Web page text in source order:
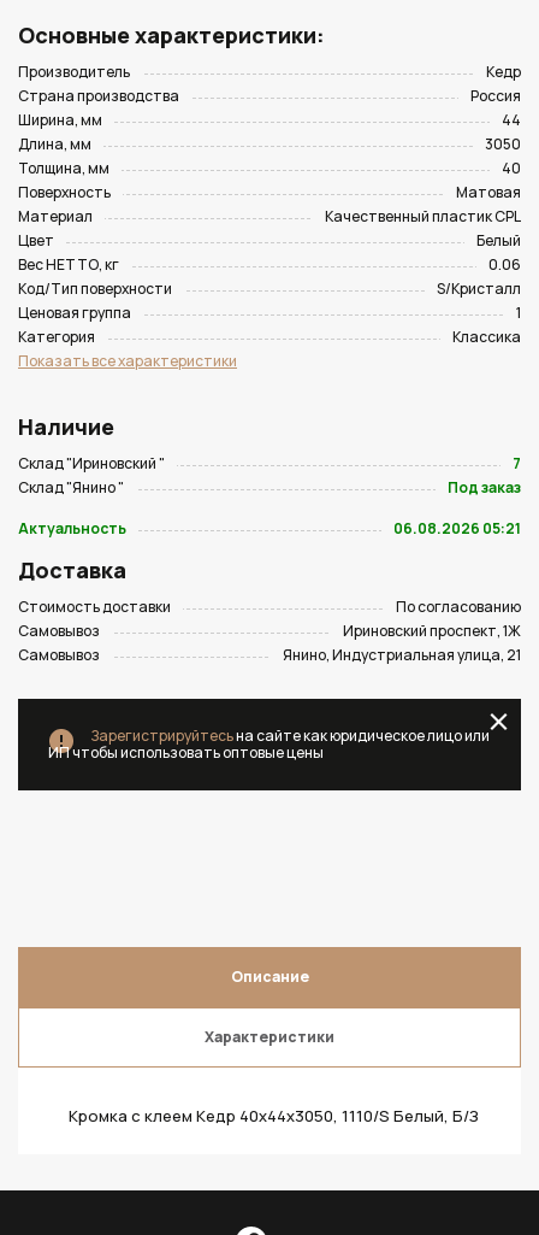
Основные характеристики:
Производитель
Кедр
Страна производства
Россия
Ширина, мм
44
Длина, мм
3050
Толщина, мм
40
Поверхность
Матовая
Материал
Качественный пластик CPL
Цвет
Белый
Вес НЕТТО, кг
0.06
Код/Тип поверхности
S/Кристалл
Ценовая группа
1
Категория
Классика
Показать все характеристики
Наличие
Склад "Ириновский "
7
Склад "Янино "
Под заказ
Актуальность
06.08.2026 05:21
Доставка
Стоимость доставки
По согласованию
Самовывоз
Ириновский проспект, 1Ж
Самовывоз
Янино, Индустриальная улица, 21
Зарегистрируйтесьна сайте как юридическое лицо или
ИП чтобы использовать оптовые цены
Описание
Характеристики
Кромка с клеем Кедр 40х44х3050, 1110/S Белый, Б/З